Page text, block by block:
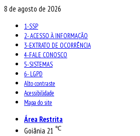
8 de agosto de 2026
1-SSP
2- ACESSO À INFORMAÇÃO
3-EXTRATO DE OCORRÊNCIA
4-FALE CONOSCO
5-SISTEMAS
6- LGPD
Alto contraste
Acessibilidade
Mapa do site
Área Restrita
Goiânia 21 ℃